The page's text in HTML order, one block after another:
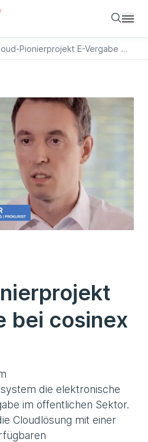
Cloud-Pionierprojekt E-Vergabe bei cosinex
bei cosinex
die elektronische
im öffentlichen Sektor.
Cloudlösung mit einer